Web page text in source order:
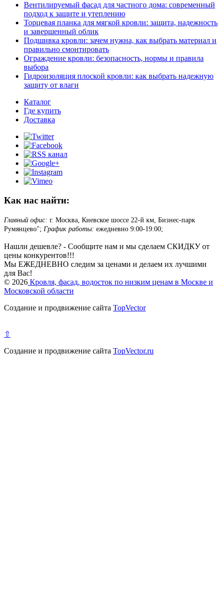
Вентилируемый фасад для частного дома: современный
подход к защите и утеплению
Торцевая планка для мягкой кровли: защита, надежность
и завершенный облик
Подшивка кровли: зачем нужна, как выбрать материал и
правильно смонтировать
Ограждение кровли: безопасность, нормы и правила
выбора
Гидроизоляция плоской кровли: как выбрать надежную
защиту от влаги
Каталог
Где купить
Доставка
Как нас найти:
Главный офис: г. Москва, Киевское шоссе 22-й км, Бизнес-парк
Румянцево"; График работы: ежедневно 9:00-19:00;
Нашли дешевле? - Сообщите нам и мы сделаем СКИДКУ от
цены конкурентов!!!
Мы ЕЖЕДНЕВНО следим за ценами и делаем их лучшими
для Вас!
© 2026 Кровля, фасад, водосток по низким ценам в Москве и
Московской области
Создание и продвижение сайта TopVector
⇧
Создание и продвижение сайта TopVector.ru